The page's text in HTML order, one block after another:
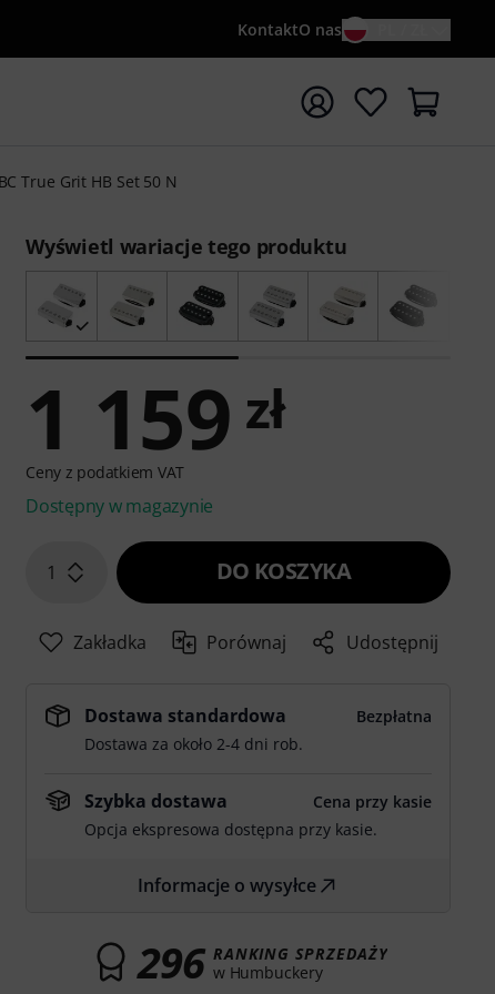
KontaktO nas
wyszukiwanie od słowa kluczowego {searchTerm}
BC True Grit HB Set 50 N
Wyświetl wariacje tego produktu
1 159 zł
Ceny z podatkiem VAT
Dostępny w magazynie
1 DO KOSZYKA
Zakładka Porównaj Udostępnij
Dostawa standardowa
Bezpłatna
Dostawa za około 2-4 dni rob.
Szybka dostawa
Cena przy kasie
Opcja ekspresowa dostępna przy kasie.
Informacje o wysyłce
296 RANKING SPRZEDAŻY
w Humbuckery